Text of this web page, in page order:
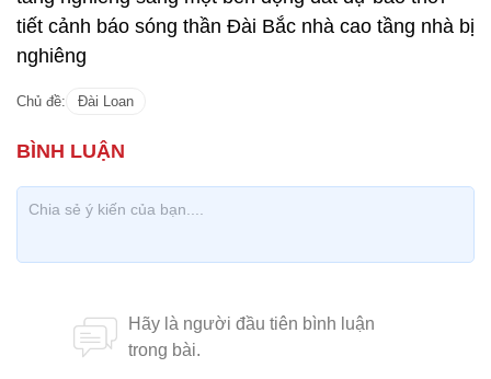
tiết cảnh báo sóng thần Đài Bắc nhà cao tầng nhà bị
nghiêng
Chủ đề: Đài Loan